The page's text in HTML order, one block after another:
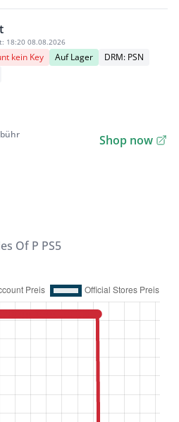
18:20 08.08.2026
kein Key Auf Lager
DRM: PSN
Shop now
Of P PS5